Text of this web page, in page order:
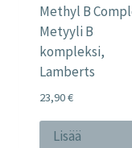
Methyl B
Metyyli B
kompleksi,
Lamberts
23,90€
Lisää